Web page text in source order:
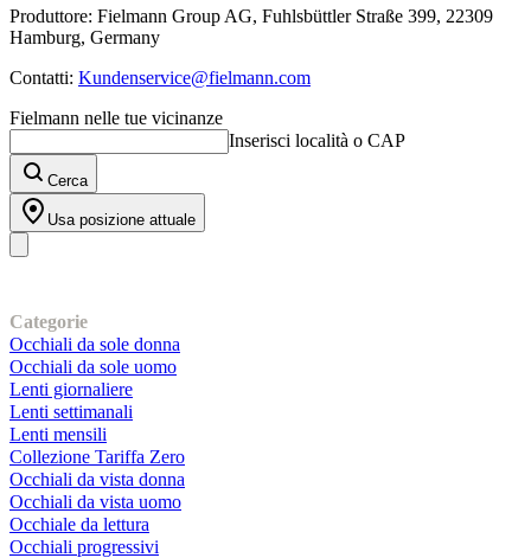
Produttore: Fielmann Group AG, Fuhlsbüttler Straße 399, 22309
Hamburg, Germany
Contatti: Kundenservice@fielmann.com
Fielmann nelle tue vicinanze
Inserisci località o CAP
Cerca
Usa posizione attuale
Categorie
Occhiali da sole donna
Occhiali da sole uomo
Lenti giornaliere
Lenti settimanali
Lenti mensili
Collezione Tariffa Zero
Occhiali da vista donna
Occhiali da vista uomo
Occhiale da lettura
Occhiali progressivi